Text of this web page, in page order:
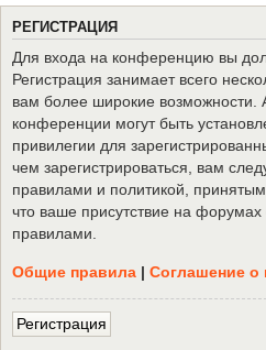
РЕГИСТРАЦИЯ
Для входа на конференцию вы
Регистрация занимает всего
вам более широкие возможности.
конференции могут быть
привилегии для
чем зарегистрироваться, вам
правилами и политикой,
что ваше присутствие на форумах
правилами.
Общие правила | Соглашение о
Регистрация